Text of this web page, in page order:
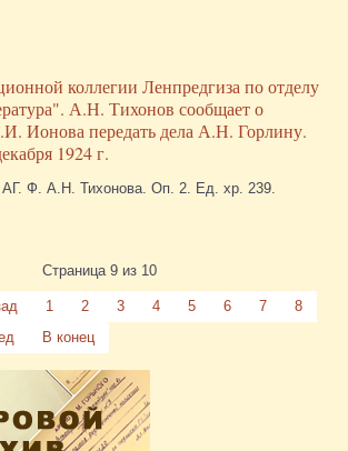
коллегии Ленпредгиза по отделу
А.Н. Тихонов сообщает о
Ионова передать дела А.Н. Горлину.
1924 г.
АГ. Ф. А.Н. Тихонова. Оп. 2. Ед. хр. 239.
Страница 9 из 10
1 2 3 4 5 6 7
8
В конец